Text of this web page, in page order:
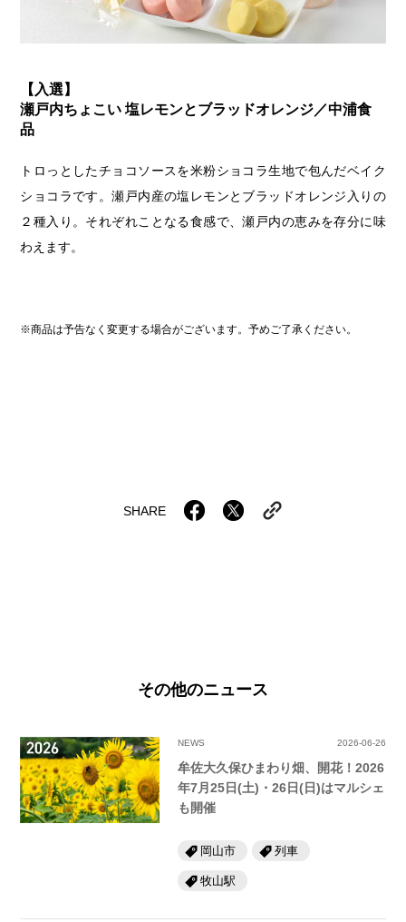
【入選】
瀬戸内ちょこい 塩レモンとブラッドオレンジ／中浦食
品
トロっとしたチョコソースを米粉ショコラ生地で包んだベイク
ショコラです。瀬戸内産の塩レモンとブラッドオレンジ入りの
２種入り。それぞれことなる食感で、瀬戸内の恵みを存分に味
わえます。
※商品は予告なく変更する場合がございます。予めご了承ください。
SHARE
その他のニュース
NEWS 2026-06-26
牟佐大久保ひまわり畑、開花！2026
年7月25日(土)・26日(日)はマルシェ
も開催
岡山市 列車
牧山駅